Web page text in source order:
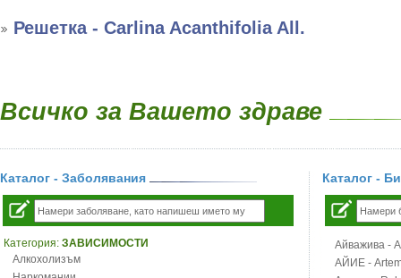
Решетка - Carlina Acanthifolia All.
Всичко за Вашето здраве
Каталог - Заболявания
Категория: ЗАВИСИМОСТИ
Алкохолизъм
Каталог -
Айважива -
АЙИЕ -